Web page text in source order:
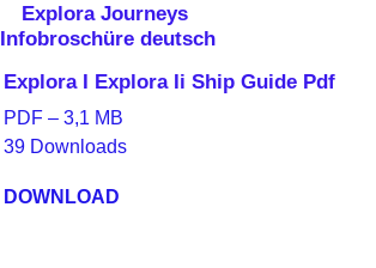
Explora Journeys
Infobroschüre deutsch
Explora I Explora Ii Ship Guide Pdf
PDF – 3,1 MB
39 Downloads
DOWNLOAD